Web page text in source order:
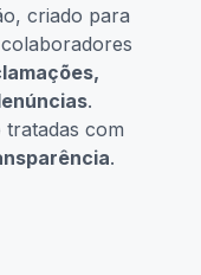
criado para
.
tratadas com
.